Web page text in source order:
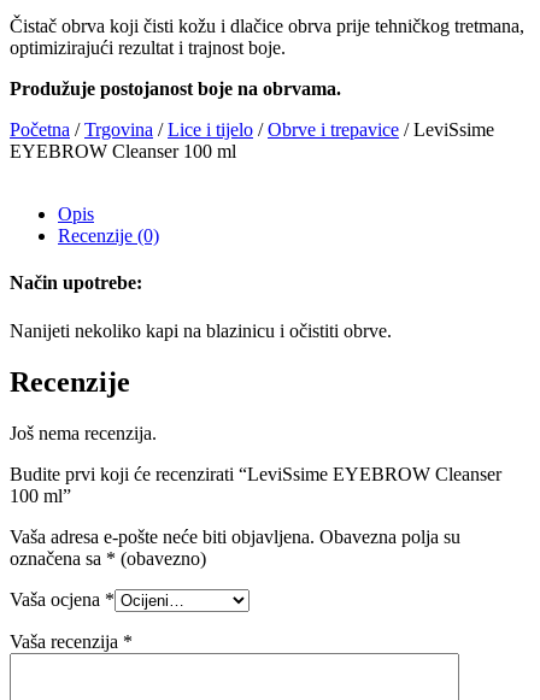
Čistač obrva koji čisti kožu i dlačice obrva prije tehničkog tretmana,
optimizirajući rezultat i trajnost boje.
Produžuje postojanost boje na obrvama.
Početna /Trgovina /Lice i tijelo /Obrve i trepavice / LeviSsime
EYEBROW Cleanser 100 ml
Opis
Recenzije (0)
Način upotrebe:
Nanijeti nekoliko kapi na blazinicu i očistiti obrve.
Recenzije
Još nema recenzija.
Budite prvi koji će recenzirati “LeviSsime EYEBROW Cleanser
100 ml”
Vaša adresa e-pošte neće biti objavljena. Obavezna polja su
označena sa * (obavezno)
Vaša ocjena *
Vaša recenzija *